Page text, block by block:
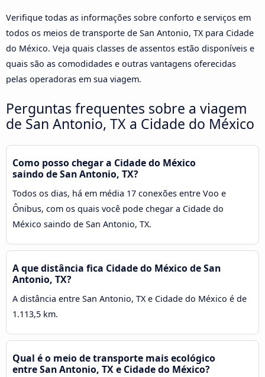
Verifique todas as informações sobre conforto e serviços em
todos os meios de transporte de San Antonio, TX para Cidade
do México. Veja quais classes de assentos estão disponíveis e
quais são as comodidades e outras vantagens oferecidas
pelas operadoras em sua viagem.
Perguntas frequentes sobre a viagem
de San Antonio, TX a Cidade do México
Como posso chegar a Cidade do México
saindo de San Antonio, TX?
Todos os dias, há em média 17 conexões entre Voo e
Ônibus, com os quais você pode chegar a Cidade do
México saindo de San Antonio, TX.
A que distância fica Cidade do México de San
Antonio, TX?
A distância entre San Antonio, TX e Cidade do México é de
1.113,5 km.
Qual é o meio de transporte mais ecológico
entre San Antonio, TX e Cidade do México?